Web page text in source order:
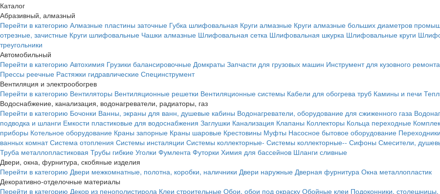
Каталог
Абразивный, алмазный
Перейти в категорию Алмазные пластины заточные Губка шлифовальная Круги алмазные Круги алмазные больших диаметров
отрезные, зачистные Круги шлифовальные Чашки алмазные Шлифовальная сетка Шлифовальная шкурка Шлифовальные круги
треугольники
Автомобильный
Перейти в категорию Автохимия Грузики балансировочные Домкраты Запчасти для грузовых машин Инструмент для кузовного
Прессы реечные Растяжки гидравлические Специнструмент
Вентиляция и электрообогрев
Перейти в категорию Вентиляторы Вентиляционные решетки Вентиляционные системы Кабели для обогрева труб Камины и печи
Водоснабжение, канализация, водонагреватели, радиаторы, газ
Перейти в категорию Бочонки Ванны, экраны для ванн, душевые кабины Водонагреватели, оборудование для сжиженного газа
подводка и шланги Емкости пластиковые для водоснабжения Заглушки Канализация Клапаны Коллекторы Кольца переходные
приборы Котельное оборудование Краны запорные Краны шаровые Крестовины Муфты Насосное бытовое оборудование Переходники
ванных комнат Система отопления Системы инсталяции Системы коллекторные- Системы коллекторные-- Сифоны Смесители,
Труба металлопластиковая Трубы гибкие Уголки Фумлента Футорки Химия для бассейнов Шланги сливные
Двери, окна, фурнитура, скобяные изделия
Перейти в категорию Двери межкомнатные, полотна, коробки, наличники Двери наружные Дверная фурнитура Окна металлопластик
Декоративно-отделочные материалы
Перейти в категорию Декор из пенополистирола Клеи строительные Обои, обои под окраску Обойные клеи Подоконники,